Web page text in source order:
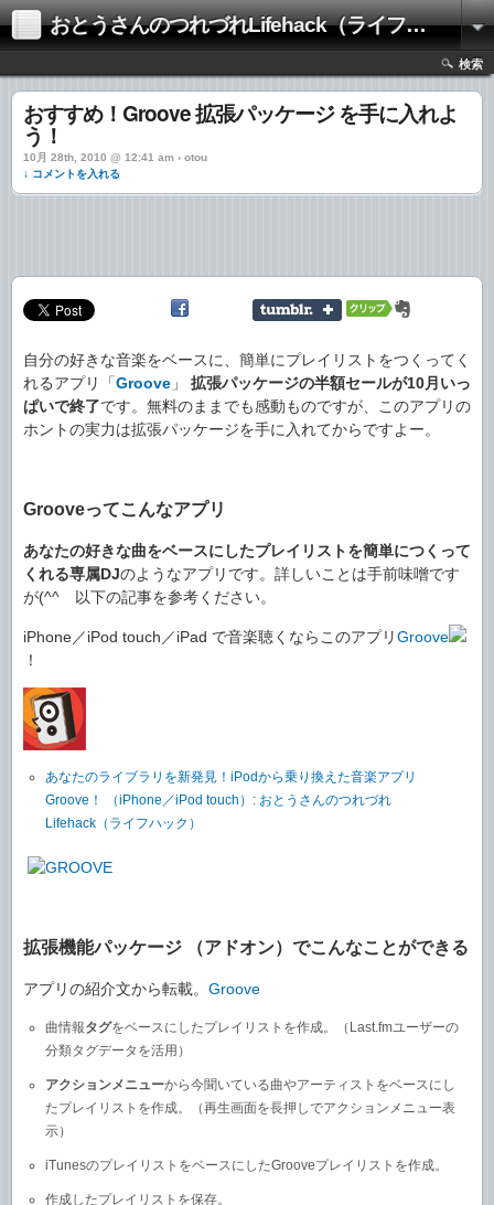
おとうさんのつれづれLifehack（ライフハック）
検索
おすすめ！Groove 拡張パッケージ を手に入れよ
う！
10月 28th, 2010 @ 12:41 am › otou
↓ コメントを入れる
自分の好きな音楽をベースに、簡単にプレイリストをつくってく
れるアプリ「Groove 」 拡張パッケージの半額セールが10月いっ
ぱいで終了です。無料のままでも感動ものですが、このアプリの
ホントの実力は拡張パッケージを手に入れてからですよー。
Grooveってこんなアプリ
あなたの好きな曲をベースにしたプレイリストを簡単につくって
くれる専属DJのようなアプリです。詳しいことは手前味噌です
が(^^ゞ以下の記事を参考ください。
iPhone／iPod touch／iPad で音楽聴くならこのアプリGroove
！
あなたのライブラリを新発見！iPodから乗り換えた音楽アプリ
Groove！ （iPhone／iPod touch）: おとうさんのつれづれ
Lifehack（ライフハック）
拡張機能パッケージ （アドオン）でこんなことができる
アプリの紹介文から転載。 Groove
曲情報タグをベースにしたプレイリストを作成。（Last.fmユーザーの
分類タグデータを活用）
アクションメニューから今聞いている曲やアーティストをベースにし
たプレイリストを作成。（再生画面を長押しでアクションメニュー表
示）
iTunesのプレイリストをベースにしたGrooveプレイリストを作成。
作成したプレイリストを保存。